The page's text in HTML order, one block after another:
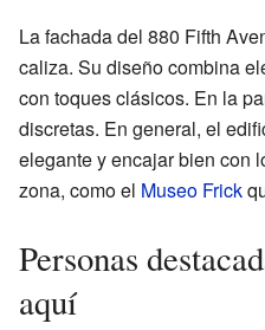
La fachada del 880 Fifth
caliza. Su diseño combina
con toques clásicos. En la
discretas. En general, el
elegante y encajar bien con
zona, como el Museo Frick
Personas
aquí